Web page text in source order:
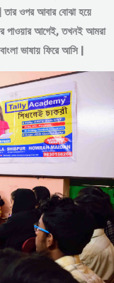
তার ওপর আবার বোঝা হয়ে
পাওয়ার আগেই, তখনই আমরা
ভাষায় ফিরে আসি |